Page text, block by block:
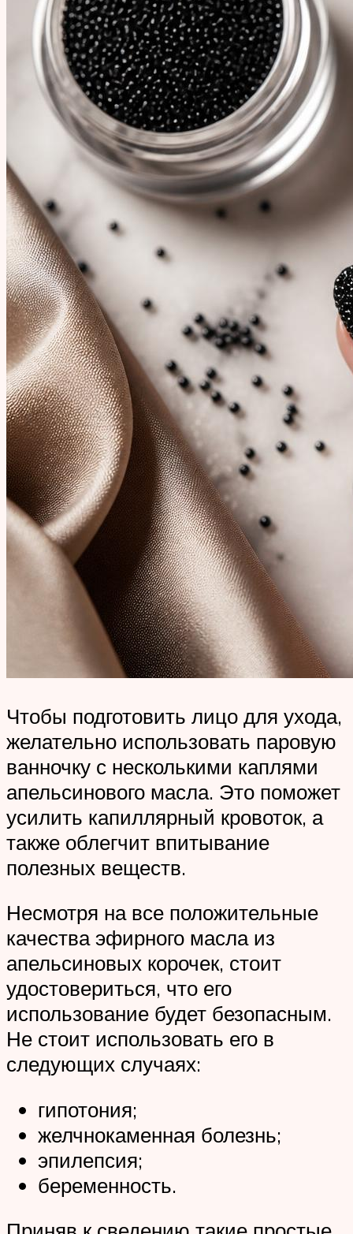
Чтобы подготовить лицо для ухода,
желательно использовать паровую
ванночку с несколькими каплями
апельсинового масла. Это поможет
усилить капиллярный кровоток, а
также облегчит впитывание
полезных веществ.
Несмотря на все положительные
качества эфирного масла из
апельсиновых корочек, стоит
удостовериться, что его
использование будет безопасным.
Не стоит использовать его в
следующих случаях:
гипотония;
желчнокаменная болезнь;
эпилепсия;
беременность.